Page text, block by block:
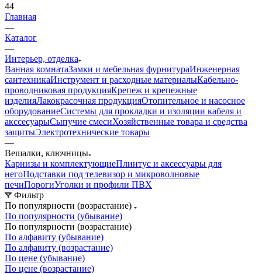
44
Главная
—
Каталог
—
Интерьер, отделка
Ванная комнатаЗамки и мебельная фурнитураИнженерная
сантехникаИнструмент и расходные материалыКабельно-
проводниковая продукцияКрепеж и крепежные
изделияЛакокрасочная продукцияОтопительное и насосное
оборудованиеСистемы для прокладки и изоляции кабеля и
акссесуарыСыпучие смесиХозяйственные товара и средства
защитыЭлектротехнические товары
—
Вешалки, ключницы
Карнизы и комплектующиеПлинтус и аксессуары для
негоПодставки под телевизор и микроволновые
печиПорогиУголки и профили ПВХ
Фильтр
По популярности (возрастание)
По популярности (убывание)
По популярности (возрастание)
По алфавиту (убывание)
По алфавиту (возрастание)
По цене (убывание)
По цене (возрастание)